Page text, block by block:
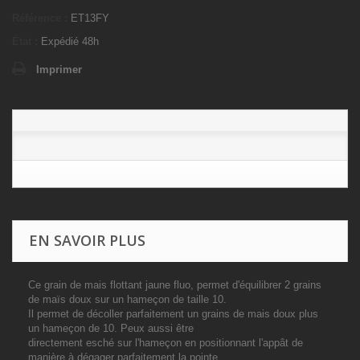
ET13FY
Expédié 48h
Imprimer
EN SAVOIR PLUS
Ce grain de mais flottant jaune fluo, permet d'équilibrer 2 grains
de maïs doux sur un hameçon de taille 10.
Il permet de décoller parfaitement un grains de mais doux plus
un hameçon de 10. Peux aussi être
directement esché sur l'hameçon en positionnant l'appât de
manière à dégager parfaitement la pointe